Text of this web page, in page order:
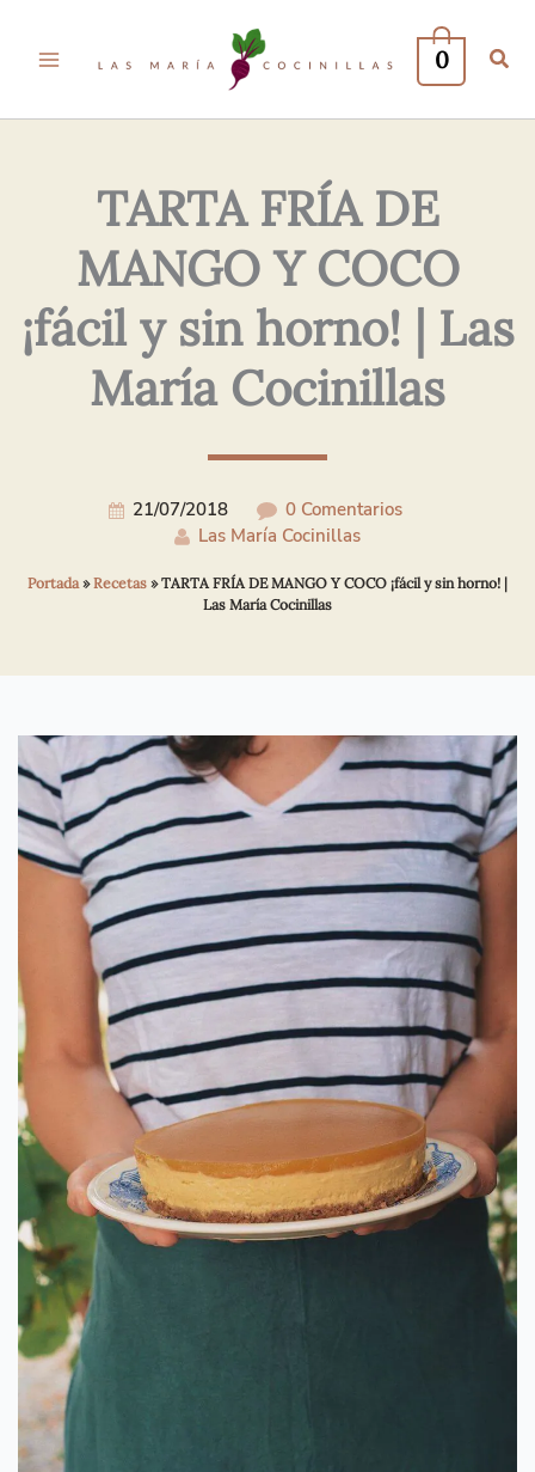
0
TARTA FRÍA DE
MANGO Y COCO
¡fácil y sin horno! | Las
María Cocinillas
21/07/2018
0 Comentarios
Las María Cocinillas
Portada»Recetas »TARTA FRÍA DE MANGO Y COCO ¡fácil y sin horno! |
Las María Cocinillas
Electrónico*